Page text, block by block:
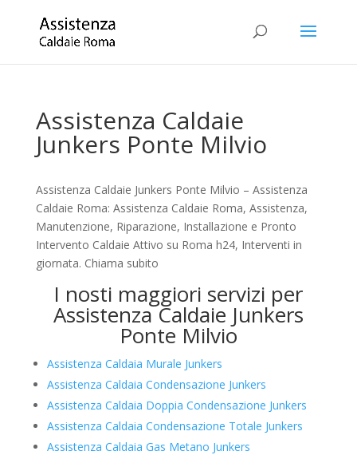
Assistenza Caldaie
Junkers Ponte Milvio
Assistenza Caldaie Junkers Ponte Milvio – Assistenza
Caldaie Roma: Assistenza Caldaie Roma, Assistenza,
Manutenzione, Riparazione, Installazione e Pronto
Intervento Caldaie Attivo su Roma h24, Interventi in
giornata. Chiama subito
I nosti maggiori servizi per
Assistenza Caldaie Junkers
Ponte Milvio
Assistenza Caldaia Murale Junkers
Assistenza Caldaia Condensazione Junkers
Assistenza Caldaia Doppia Condensazione Junkers
Assistenza Caldaia Condensazione Totale Junkers
Assistenza Caldaia Gas Metano Junkers